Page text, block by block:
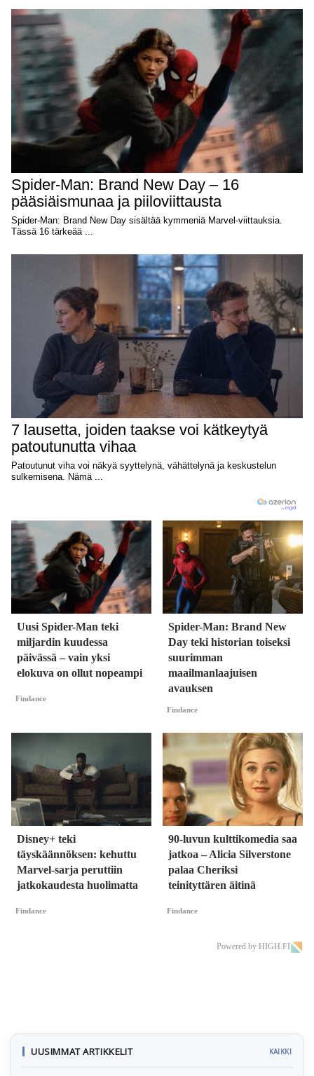
Uusi Spider-Man teki
miljardin kuudessa
päivässä – vain yksi
elokuva on ollut nopeampi
Findance
Spider-Man: Brand New
Day teki historian toiseksi
suurimman
maailmanlaajuisen
avauksen
Findance
Disney+ teki
täyskäännöksen: kehuttu
Marvel-sarja peruttiin
jatkokaudesta huolimatta
Findance
90-luvun kulttikomedia saa
jatkoa – Alicia Silverstone
palaa Cheriksi
teinityttären äitinä
Findance
Powered by HIGH.FI
UUSIMMAT ARTIKKELIT KAIKKI